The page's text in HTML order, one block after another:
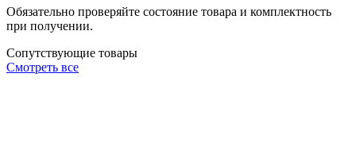
Обязательно проверяйте состояние товара и комплектность
при получении.
Сопутствующие товары
Смотреть все